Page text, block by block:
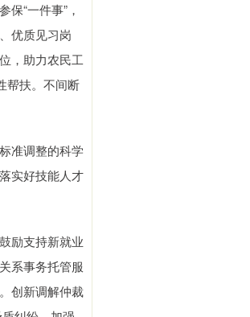
“一件事”，
优质见习岗
，助力农民工
帮扶。不间断
准调整的科学
实好技能人才
励支持新就业
系事务托管服
创新调解仲裁